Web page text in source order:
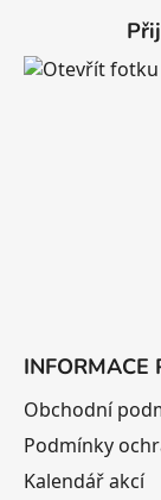
INFORMACE
Obchodní
Podmínky
Kalendář akcí